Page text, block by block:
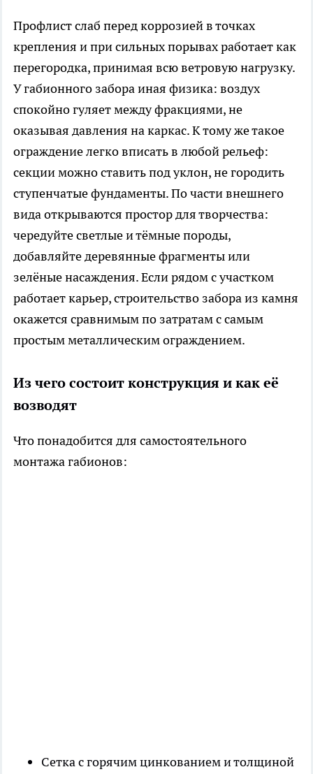
Профлист слаб перед коррозией в точках
крепления и при сильных порывах работает как
перегородка, принимая всю ветровую нагрузку.
У габионного забора иная физика: воздух
спокойно гуляет между фракциями, не
оказывая давления на каркас. К тому же такое
ограждение легко вписать в любой рельеф:
секции можно ставить под уклон, не городить
ступенчатые фундаменты. По части внешнего
вида открываются простор для творчества:
чередуйте светлые и тёмные породы,
добавляйте деревянные фрагменты или
зелёные насаждения. Если рядом с участком
работает карьер, строительство забора из камня
окажется сравнимым по затратам с самым
простым металлическим ограждением.
Из чего состоит конструкция и как её
возводят
Что понадобится для самостоятельного
монтажа габионов:
Сетка с горячим цинкованием и толщиной